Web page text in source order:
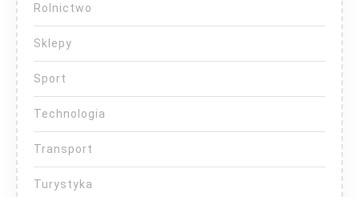
Rolnictwo
Sklepy
Sport
Technologia
Transport
Turystyka